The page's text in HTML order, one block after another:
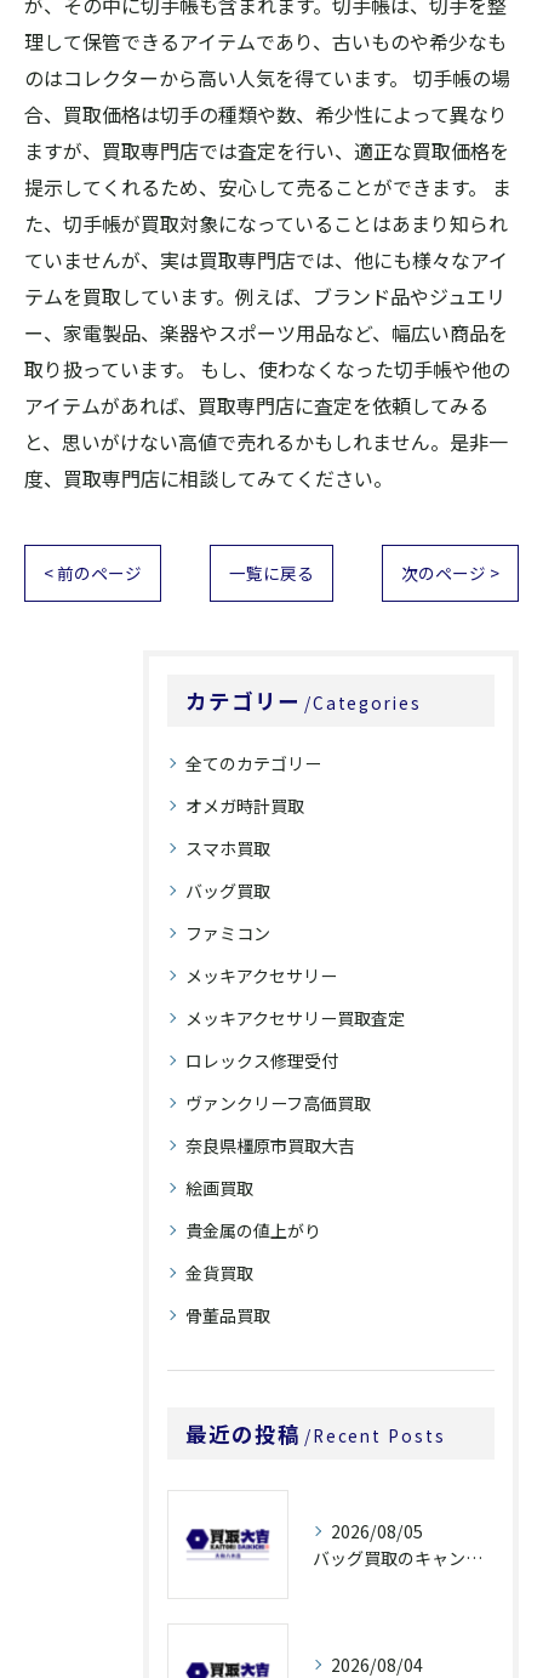
理して保管できるアイテムであり、古いものや希少なも
のはコレクターから高い人気を得ています。 切手帳の場
合、買取価格は切手の種類や数、希少性によって異なり
ますが、買取専門店では査定を行い、適正な買取価格を
提示してくれるため、安心して売ることができます。 ま
た、切手帳が買取対象になっていることはあまり知られ
ていませんが、実は買取専門店では、他にも様々なアイ
テムを買取しています。例えば、ブランド品やジュエリ
ー、家電製品、楽器やスポーツ用品など、幅広い商品を
取り扱っています。 もし、使わなくなった切手帳や他の
アイテムがあれば、買取専門店に査定を依頼してみる
と、思いがけない高値で売れるかもしれません。是非一
度、買取専門店に相談してみてください。
< 前のページ 一覧に戻る 次のページ >
カテゴリー Categories
全てのカテゴリー
オメガ時計買取
スマホ買取
バッグ買取
ファミコン
メッキアクセサリー
メッキアクセサリー買取査定
ロレックス修理受付
ヴァンクリーフ高価買取
奈良県橿原市買取大吉
絵画買取
貴金属の値上がり
金貨買取
骨董品買取
最近の投稿 Recent Posts
2026/08/05
バッグ買取のキャンペーンで奈良県橿原市でお得に売るための条件と注意点徹底ガイド
2026/08/04